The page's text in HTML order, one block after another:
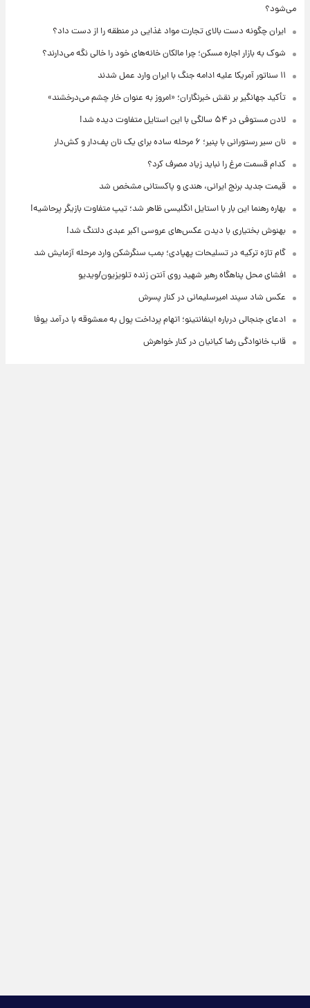
می‌شود؟
ایران چگونه دست بالای تجارت مواد غذایی در منطقه را از دست داد؟
شوک به بازار اجاره مسکن؛ چرا مالکان خانه‌های خود را خالی نگه می‌دارند؟
۱۱ سناتور آمریکا علیه ادامه جنگ با ایران وارد عمل شدند
تأکید جهانگیر بر نقش خبرنگاران؛ «امروز به عنوان خار چشم می‌درخشند»
لادن مستوفی در ۵۴ سالگی با این استایل متفاوت دیده شد!
نان سیر رستورانی با پنیر؛ ۶ مرحله ساده برای یک نان پف‌دار و کش‌دار
کدام قسمت مرغ را نباید زیاد مصرف کرد؟
قیمت جدید برنج ایرانی، هندی و پاکستانی مشخص شد
بهاره رهنما این بار با استایل انگلیسی ظاهر شد؛ تیپ متفاوت بازیگر پرحاشیه!
بهنوش بختیاری با دیدن عکس‌های عروسی اکبر عبدی دلتنگ شد!
گام تازه ترکیه در تسلیحات پهپادی؛ بمب سنگرشکن وارد مرحله آزمایش شد
افشای محل پناهگاه‌ رهبر شهید روی آنتن زنده تلویزیون/ویدیو
عکس شاد سپند امیرسلیمانی در کنار پسرش
ادعای جنجالی درباره اینفانتینو؛ اتهام پرداخت پول به معشوقه با درآمد یوفا
قاب خانوادگی رضا کیانیان در کنار خواهرش